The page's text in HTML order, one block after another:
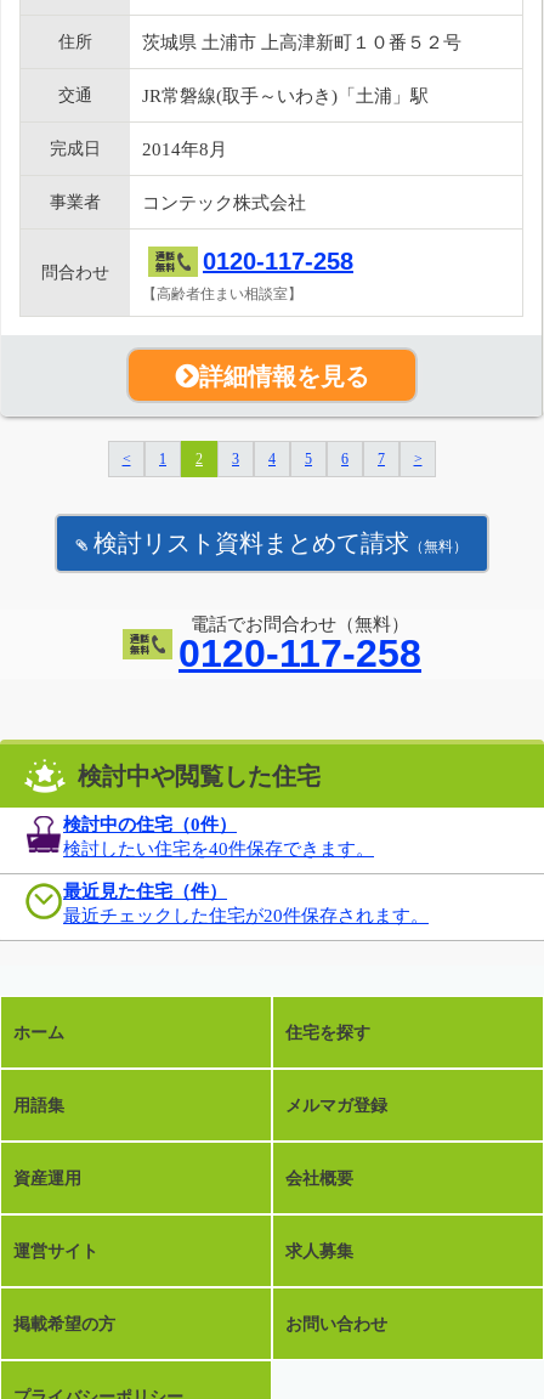
住所 茨城県 土浦市 上高津新町１０番５２号
交通 JR常磐線(取手～いわき)「土浦」駅
完成日 2014年8月
事業者 コンテック株式会社
問合わせ 0120-117-258
【高齢者住まい相談室】
詳細情報を見る
< 1 2 3 4 5 6 7 >
検討リスト資料まとめて請求 （無料）
電話でお問合わせ（無料）
0120-117-258
検討中や閲覧した住宅
検討中の住宅（0件）
検討したい住宅を40件保存できます。
最近見た住宅（件）
最近チェックした住宅が20件保存されます。
ホーム 住宅を探す
用語集 メルマガ登録
資産運用 会社概要
運営サイト 求人募集
掲載希望の方 お問い合わせ